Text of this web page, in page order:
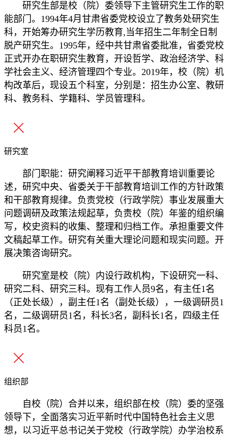
研究生部是校（院）委领导下主管研究生工作的职
能部门。1994年4月甘肃省委党校设立了教务处研究生
科，开始筹办研究生学历教育,当年招生二年制全日制
脱产研究生。1995年，经中共甘肃省委批准，省委党校
正式开办在职研究生教育，开设哲学、政治经济学、科
学社会主义、经济管理四个专业。2019年，校（院）机
构改革后，现设五个科室，分别是：招生办公室、教研
科、教务科、学籍科、学员管理科。
研究室
部门职能：研究阐释习近平干部教育培训重要论
述，研究中央、省委关于干部教育培训工作的方针政策
和干部教育规律。负责党校（行政学院）事业发展重大
问题调研及政策法规起草，负责校（院）年鉴的组织编
写，校史资料的收集、整理和归档工作。承担重要文件
文稿起草工作。研究有关重大理论问题和现实问题。开
展决策咨询研究。
研究室是校（院）内设行政机构，下设研究一科、
研究二科、研究三科。现有工作人员9名，有主任1名
（正处长级），副主任1名（副处长级），一级调研员1
名，二级调研员1名，科长3名，副科长1名，四级主任
科员1名。
组织部
自校（院）合并以来，组织部在校（院）委的坚强
领导下，全面落实习近平新时代中国特色社会主义思
想，以习近平总书记关于党校（行政学院）办学治校系